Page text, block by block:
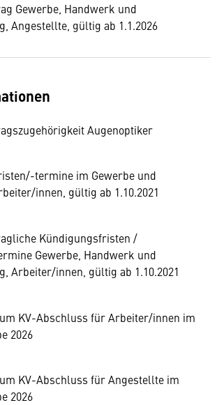
Gewerbe, Handwerk und
Angestellte, gültig ab 1.1.2026
Augenoptiker
termine im Gewerbe und
innen, gültig ab 1.10.2021
Kündigungsfristen /
Gewerbe, Handwerk und
Arbeiter/innen, gültig ab 1.10.2021
KV-Abschluss für Arbeiter/innen im
2026
KV-Abschluss für Angestellte im
2026